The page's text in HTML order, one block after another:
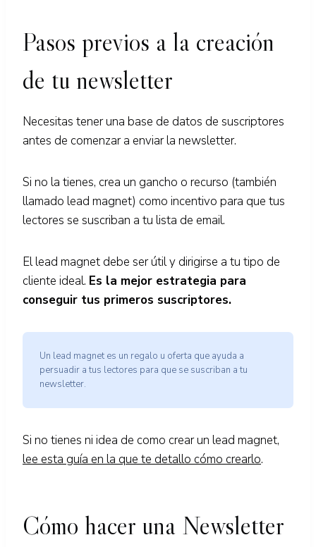
Pasos previos a la creación
de tu newsletter
Necesitas tener una base de datos de suscriptores
antes de comenzar a enviar la newsletter.
Si no la tienes, crea un gancho o recurso (también
llamado lead magnet) como incentivo para que tus
lectores se suscriban a tu lista de email.
El lead magnet debe ser útil y dirigirse a tu tipo de
cliente ideal. Es la mejor estrategia para
conseguir tus primeros suscriptores.
Un lead magnet es un regalo u oferta que ayuda a
persuadir a tus lectores para que se suscriban a tu
newsletter.
Si no tienes ni idea de como crear un lead magnet,
lee esta guía en la que te detallo cómo crearlo.
Cómo hacer una Newsletter